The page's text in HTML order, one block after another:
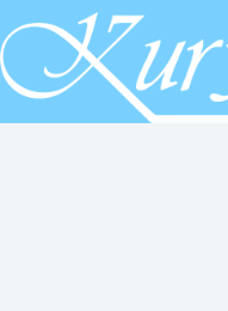
al
contenido